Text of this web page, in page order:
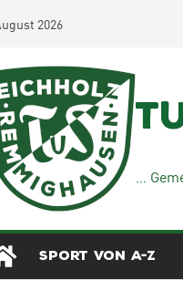
2026
…
SPORT VON A-Z